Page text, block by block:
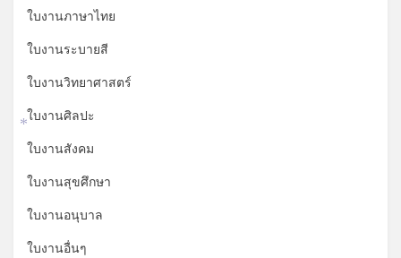
ใบงานภาษาไทย
ใบงานระบายสี
ใบงานวิทยาศาสตร์
ใบงานศิลปะ
ใบงานสังคม
ใบงานสุขศึกษา
ใบงานอนุบาล
ใบงานอื่นๆ